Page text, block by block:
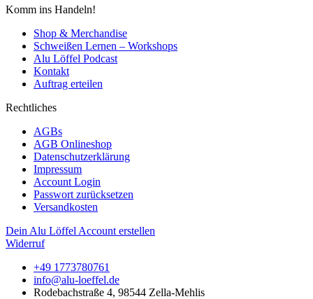
Komm ins Handeln!
Shop & Merchandise
Schweißen Lernen – Workshops
Alu Löffel Podcast
Kontakt
Auftrag erteilen
Rechtliches
AGBs
AGB Onlineshop
Datenschutzerklärung
Impressum
Account Login
Passwort zurücksetzen
Versandkosten
Dein Alu Löffel Account erstellen
Widerruf
+49 1773780761
info@alu-loeffel.de
Rodebachstraße 4, 98544 Zella-Mehlis